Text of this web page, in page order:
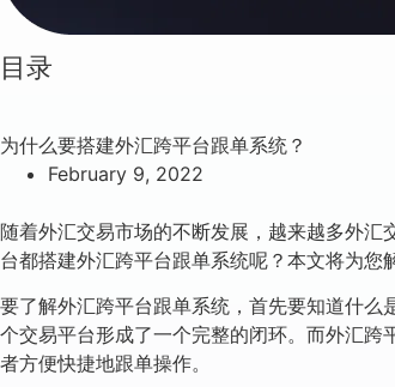
目录
为什么要搭建外汇跨平台跟单系统？
February 9, 2022
随着外汇交易市场的不断发展，越来越多外
台都搭建外汇跨平台跟单系统呢？本文将为您
要了解外汇跨平台跟单系统，首先要知道什
个交易平台形成了一个完整的闭环。而外汇
者方便快捷地跟单操作。